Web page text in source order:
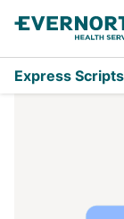
Express